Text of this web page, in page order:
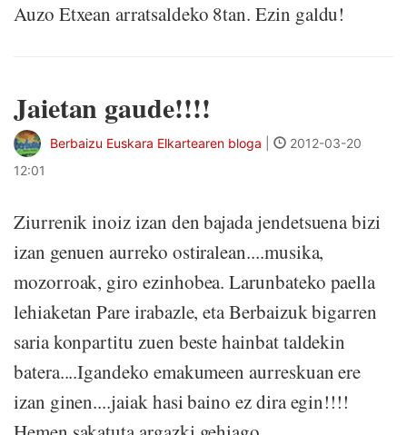
Auzo Etxean arratsaldeko 8tan. Ezin galdu!
Jaietan gaude!!!!
Berbaizu Euskara Elkartearen bloga
2012-03-20
12:01
Ziurrenik inoiz izan den bajada jendetsuena bizi
izan genuen aurreko ostiralean....musika,
mozorroak, giro ezinhobea. Larunbateko paella
lehiaketan Pare irabazle, eta Berbaizuk bigarren
saria konpartitu zuen beste hainbat taldekin
batera....Igandeko emakumeen aurreskuan ere
izan ginen....jaiak hasi baino ez dira egin!!!!